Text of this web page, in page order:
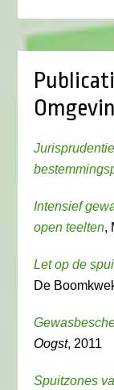
Intensief
open teelten,
Let op de
De
Oogst, 2011
Spuitzones